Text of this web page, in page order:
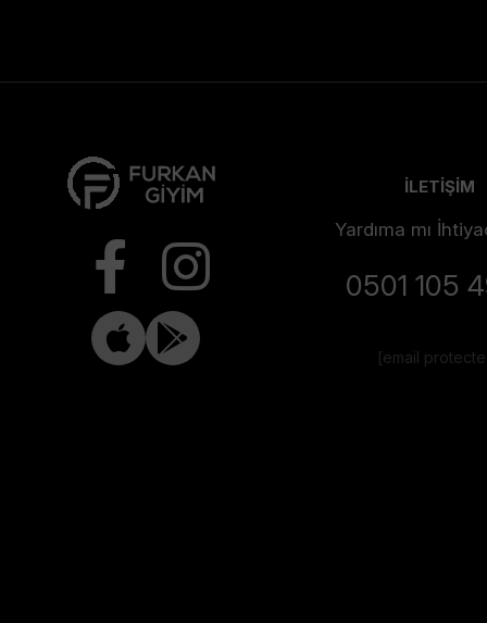
İLETİŞİM
Yardıma mı
0501 105
[email